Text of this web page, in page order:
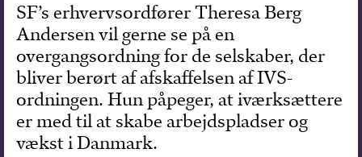
SF’s erhvervsordfører Theresa Berg
Andersen vil gerne se på en
overgangsordning for de selskaber, der
bliver berørt af afskaffelsen af IVS-
ordningen. Hun påpeger, at iværksættere
er med til at skabe arbejdspladser og
vækst i Danmark.